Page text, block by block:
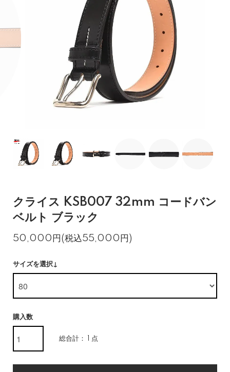
クライス KSB007 32mm コードバン
ベルト ブラック
50,000円(税込55,000円)
サイズを選択↓
購入数
総合計： 1 点